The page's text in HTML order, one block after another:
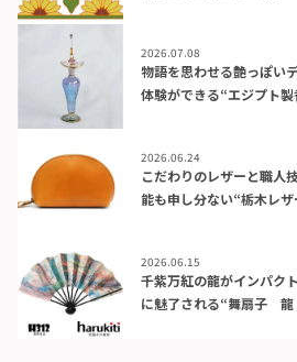
2026.07.08
物語を思わせる艶っぽい
体験ができる“エジプト製
2026.06.24
こだわりのレザーと職人
能も申し分ない“栃木レ
2026.06.15
千紫万紅の龍がインパク
に魅了される“舞扇子